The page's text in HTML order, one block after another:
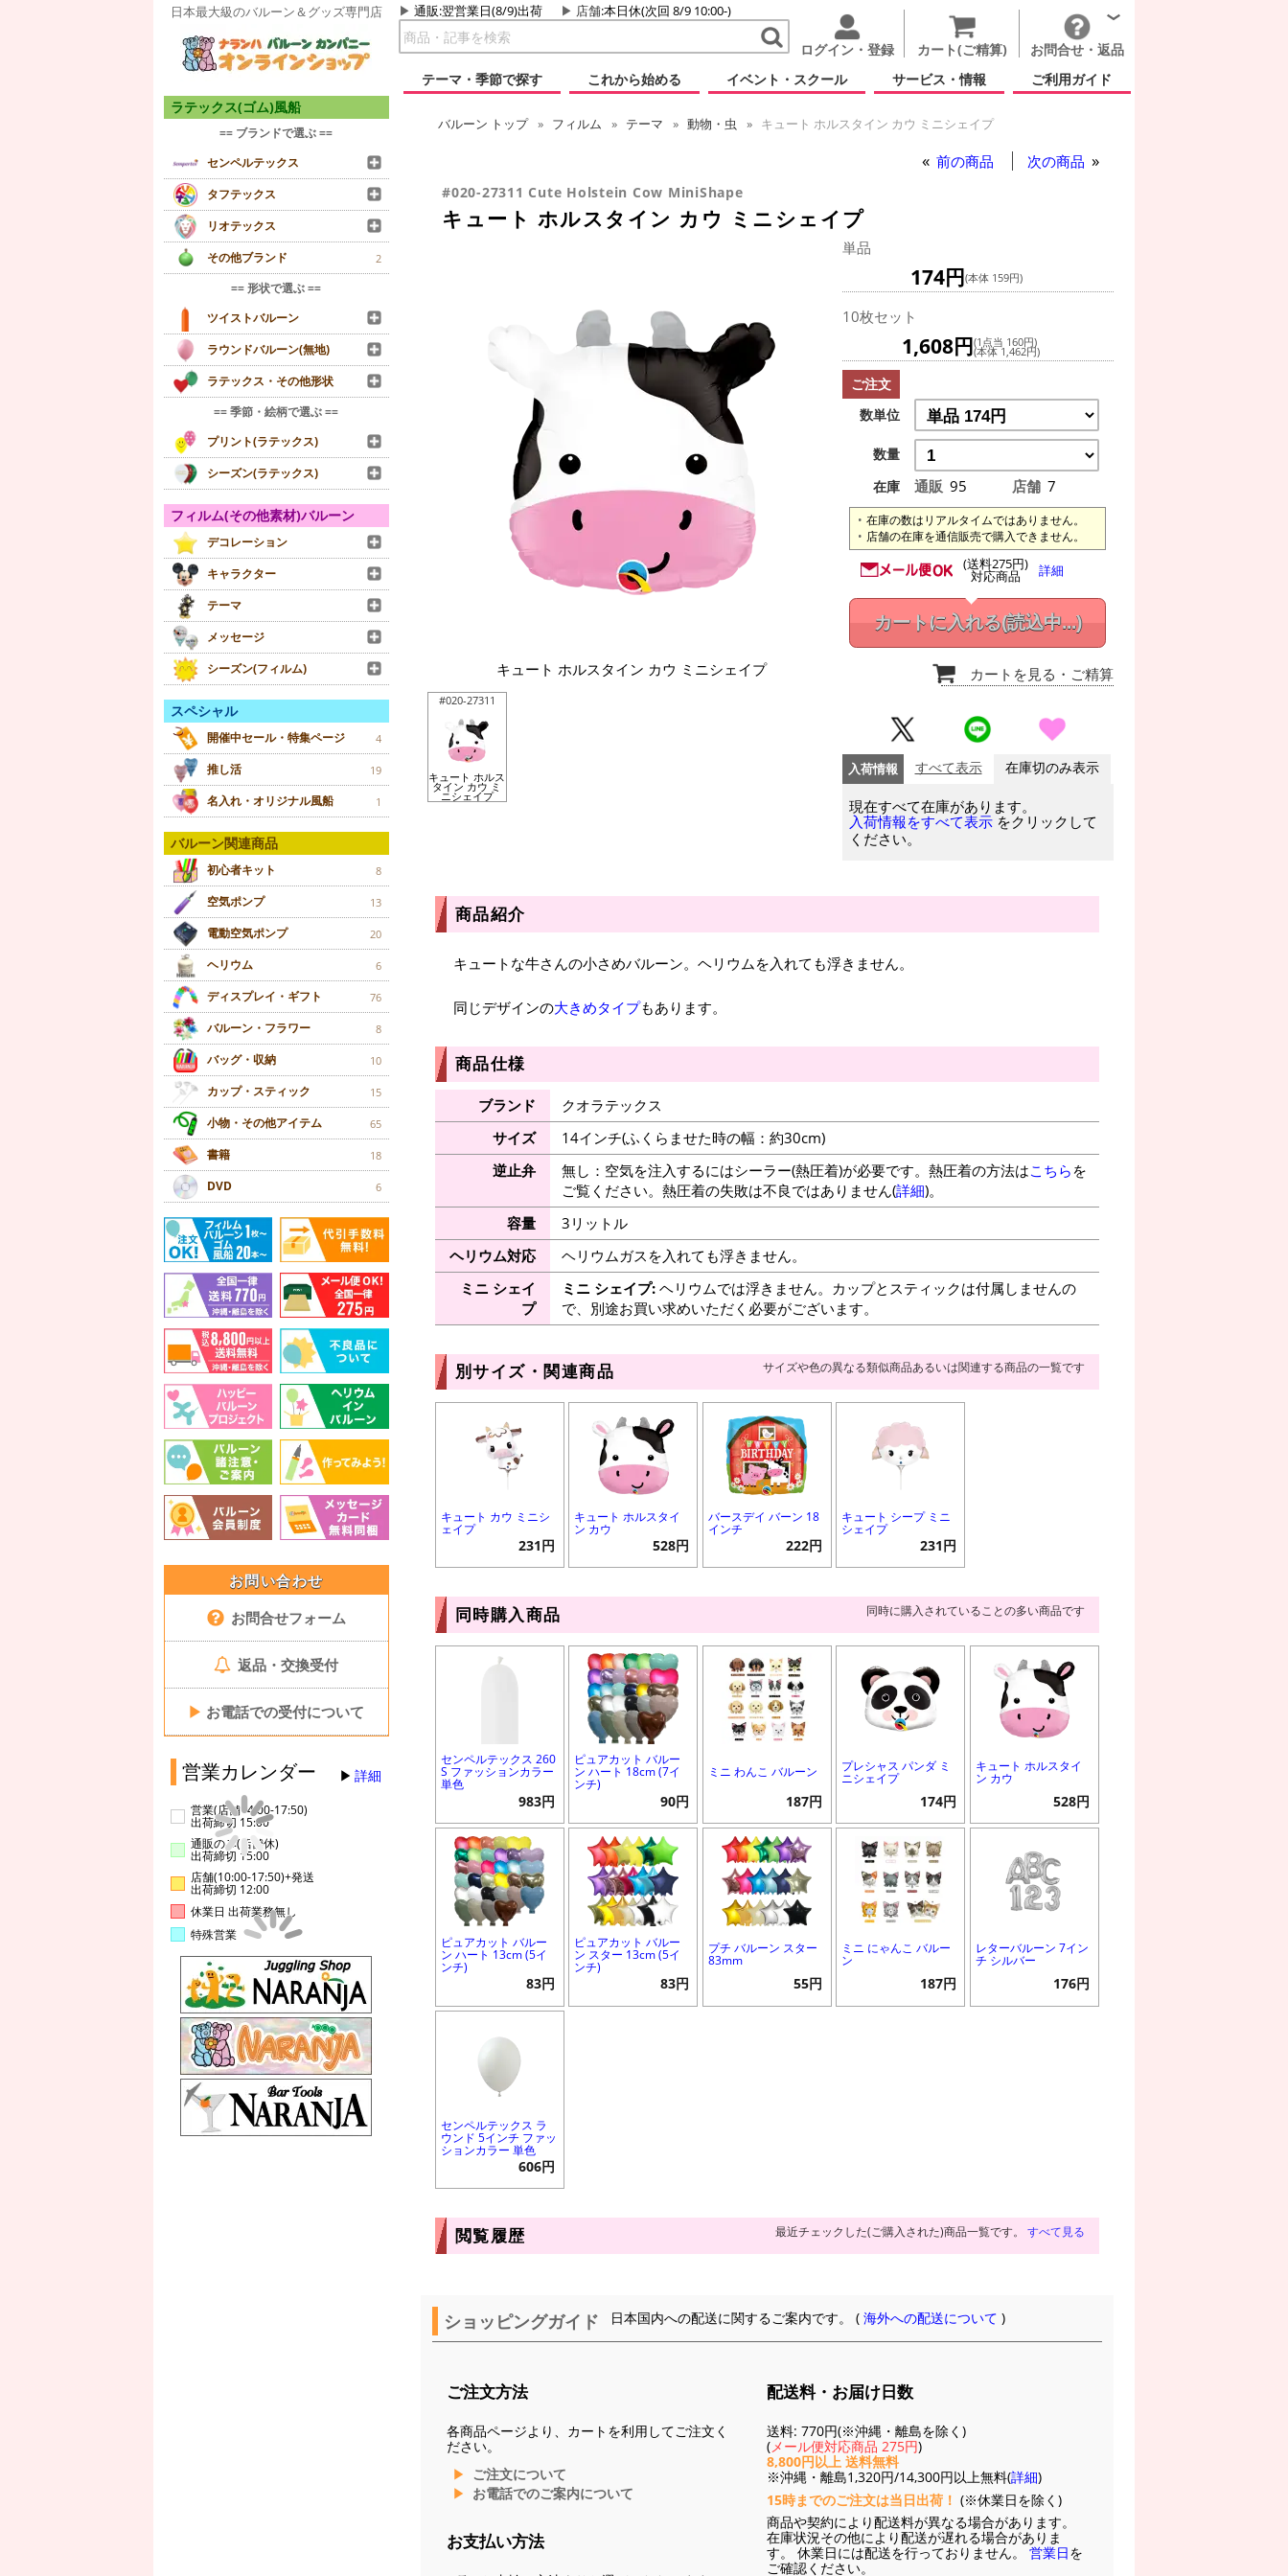
日本最大級のバルーン＆グッズ専門店 通販:翌営業日(8/9)出荷 店舗:本日休(次回 8/9 10:00-)
ログイン・登録 カート(ご精算)
お問合せ・返品
テーマ・季節で探す
これから始める イベント・スクール サービス・情報 ご利用ガイド
ラテックス(ゴム)風船
== ブランドで選ぶ ==
センペルテックス
タフテックス
リオテックス
その他ブランド
2
== 形状で選ぶ ==
ツイストバルーン
ラウンドバルーン(無地)
ラテックス・その他形状
== 季節・絵柄で選ぶ ==
プリント(ラテックス)
シーズン(ラテックス)
フィルム(その他素材)バルーン
デコレーション
キャラクター
テーマ
メッセージ
シーズン(フィルム)
スペシャル
開催中セール・特集ページ 4
推し活 19
名入れ・オリジナル風船 1
バルーン関連商品
初心者キット 8
空気ポンプ 13
電動空気ポンプ 20
ヘリウム 6
ディスプレイ・ギフト 76
バルーン・フラワー 8
バッグ・収納 10
カップ・スティック 15
小物・その他アイテム 65
書籍 18
DVD 6
お問い合わせ
お問合せフォーム
返品・交換受付
▶ お電話での受付について
営業カレンダー 詳細
営業(店舗14:00-17:50)
出荷締切 15:00
通販のみ(店舗休)
出荷締切 15:00
店舗(10:00-17:50)+発送
出荷締切 12:00
休業日 出荷業務無し
特殊営業
バルーン トップ フィルム テーマ 動物・虫 キュート ホルスタイン カウ ミニシェイプ
前の商品 次の商品
#020-27311 Cute Holstein Cow MiniShape
キュート ホルスタイン カウ ミニシェイプ
キュート ホルスタイン カウ ミニシェイプ
#020-27311
キュート ホルス
タイン カウ ミ
ニシェイプ
単品
174円(本体 159円)
10枚セット
1,608円(1点当 160円)
(本体 1,462円)
ご注文
数単位
数量
在庫
通販 95 店舗 7
在庫の数はリアルタイムではありません。
店舗の在庫を通信販売で購入できません。
(送料275円)
対応商品 詳細
カートに入れる(読込中...)
カートを見る ・ご精算
入荷情報 すべて表示 在庫切のみ表示
現在すべて在庫があります。
入荷情報をすべて表示 をクリックして
ください。
商品紹介
キュートな牛さんの小さめバルーン。ヘリウムを入れても浮きません。
同じデザインの大きめタイプもあります。
商品仕様
ブランド
クオラテックス
サイズ
14インチ(ふくらませた時の幅：約30cm)
逆止弁
無し：空気を注入するにはシーラー(熱圧着)が必要です。熱圧着の方法はこちら を
ご覧ください。熱圧着の失敗は不良ではありません(詳細)。
容量
3リットル
ヘリウム対応
ヘリウムガスを入れても浮きません。
ミニ シェイ
プ
ミニ シェイプ:ヘリウムでは浮きません。カップとスティックは付属しませんの
で、別途お買い求めいただく必要がございます。
別サイズ・関連商品 サイズや色の異なる類似商品あるいは関連する商品の一覧です
キュート カウ ミニシ
ェイプ
231円
キュート ホルスタイ
ン カウ
528円
バースデイ バーン 18
インチ
222円
キュート シープ ミニ
シェイプ
231円
同時購入商品 同時に購入されていることの多い商品です
センペルテックス 260
S ファッションカラー
単色
983円
ピュアカット バルー
ン ハート 18cm (7イ
ンチ)
90円
ミニ わんこ バルーン
187円
プレシャス パンダ ミ
ニシェイプ
174円
キュート ホルスタイ
ン カウ
528円
ピュアカット バルー
ン ハート 13cm (5イ
ンチ)
83円
ピュアカット バルー
ン スター 13cm (5イ
ンチ)
83円
プチ バルーン スター
83mm
55円
ミニ にゃんこ バルー
ン
187円
レターバルーン 7イン
チ シルバー
176円
センペルテックス ラ
ウンド 5インチ ファッ
ションカラー 単色
606円
閲覧履歴 最近チェックした(ご購入された)商品一覧です。 すべて見る
ショッピングガイド 日本国内への配送に関するご案内です。 (海外への配送について )
ご注文方法
各商品ページより、カートを利用してご注文く
ださい。
ご注文について
お電話でのご案内について
お支払い方法
配送料・お届け日数
送料: 770円(※沖縄・離島を除く)
(メール便対応商品 275円)
8,800円以上 送料無料
※沖縄・離島1,320円/14,300円以上無料(詳細)
15時までのご注文は当日出荷！ (※休業日を除く)
商品や契約により配送料が異なる場合があります。
在庫状況その他により配送が遅れる場合がありま
す。 休業日には配送を行っておりません。 営業日を
ご確認ください。